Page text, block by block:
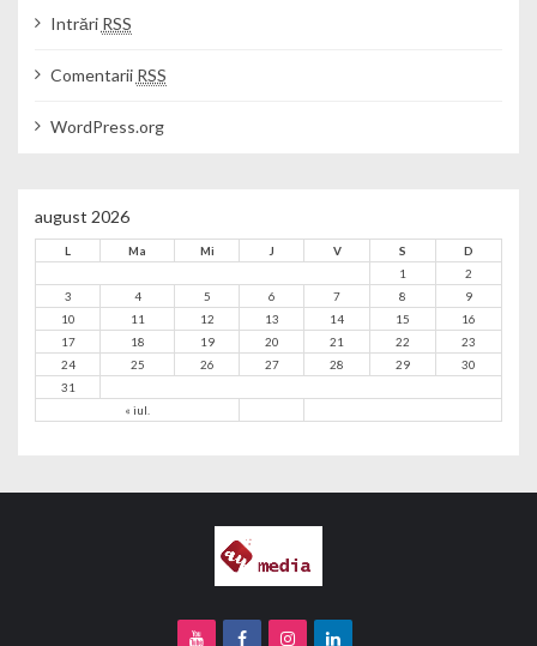
Intrări RSS
Comentarii RSS
WordPress.org
august 2026
L Ma Mi J V S D
« iul.
1
2
3
4 5 6 7 8
9
10
11 12 13 14 15
16
17
18 19 20 21 22
23
24
25 26 27 28 29
30
31